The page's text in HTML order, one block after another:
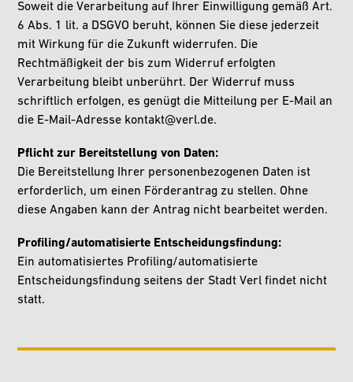
Soweit die Verarbeitung auf Ihrer Einwilligung gemäß Art.
6 Abs. 1 lit. a DSGVO beruht, können Sie diese jederzeit
mit Wirkung für die Zukunft widerrufen. Die
Rechtmäßigkeit der bis zum Widerruf erfolgten
Verarbeitung bleibt unberührt. Der Widerruf muss
schriftlich erfolgen, es genügt die Mitteilung per E-Mail an
die E-Mail-Adresse kontakt@verl.de.
Pflicht zur Bereitstellung von Daten:
Die Bereitstellung Ihrer personenbezogenen Daten ist
erforderlich, um einen Förderantrag zu stellen. Ohne
diese Angaben kann der Antrag nicht bearbeitet werden.
Profiling/automatisierte Entscheidungsfindung:
Ein automatisiertes Profiling/automatisierte
Entscheidungsfindung seitens der Stadt Verl findet nicht
statt.